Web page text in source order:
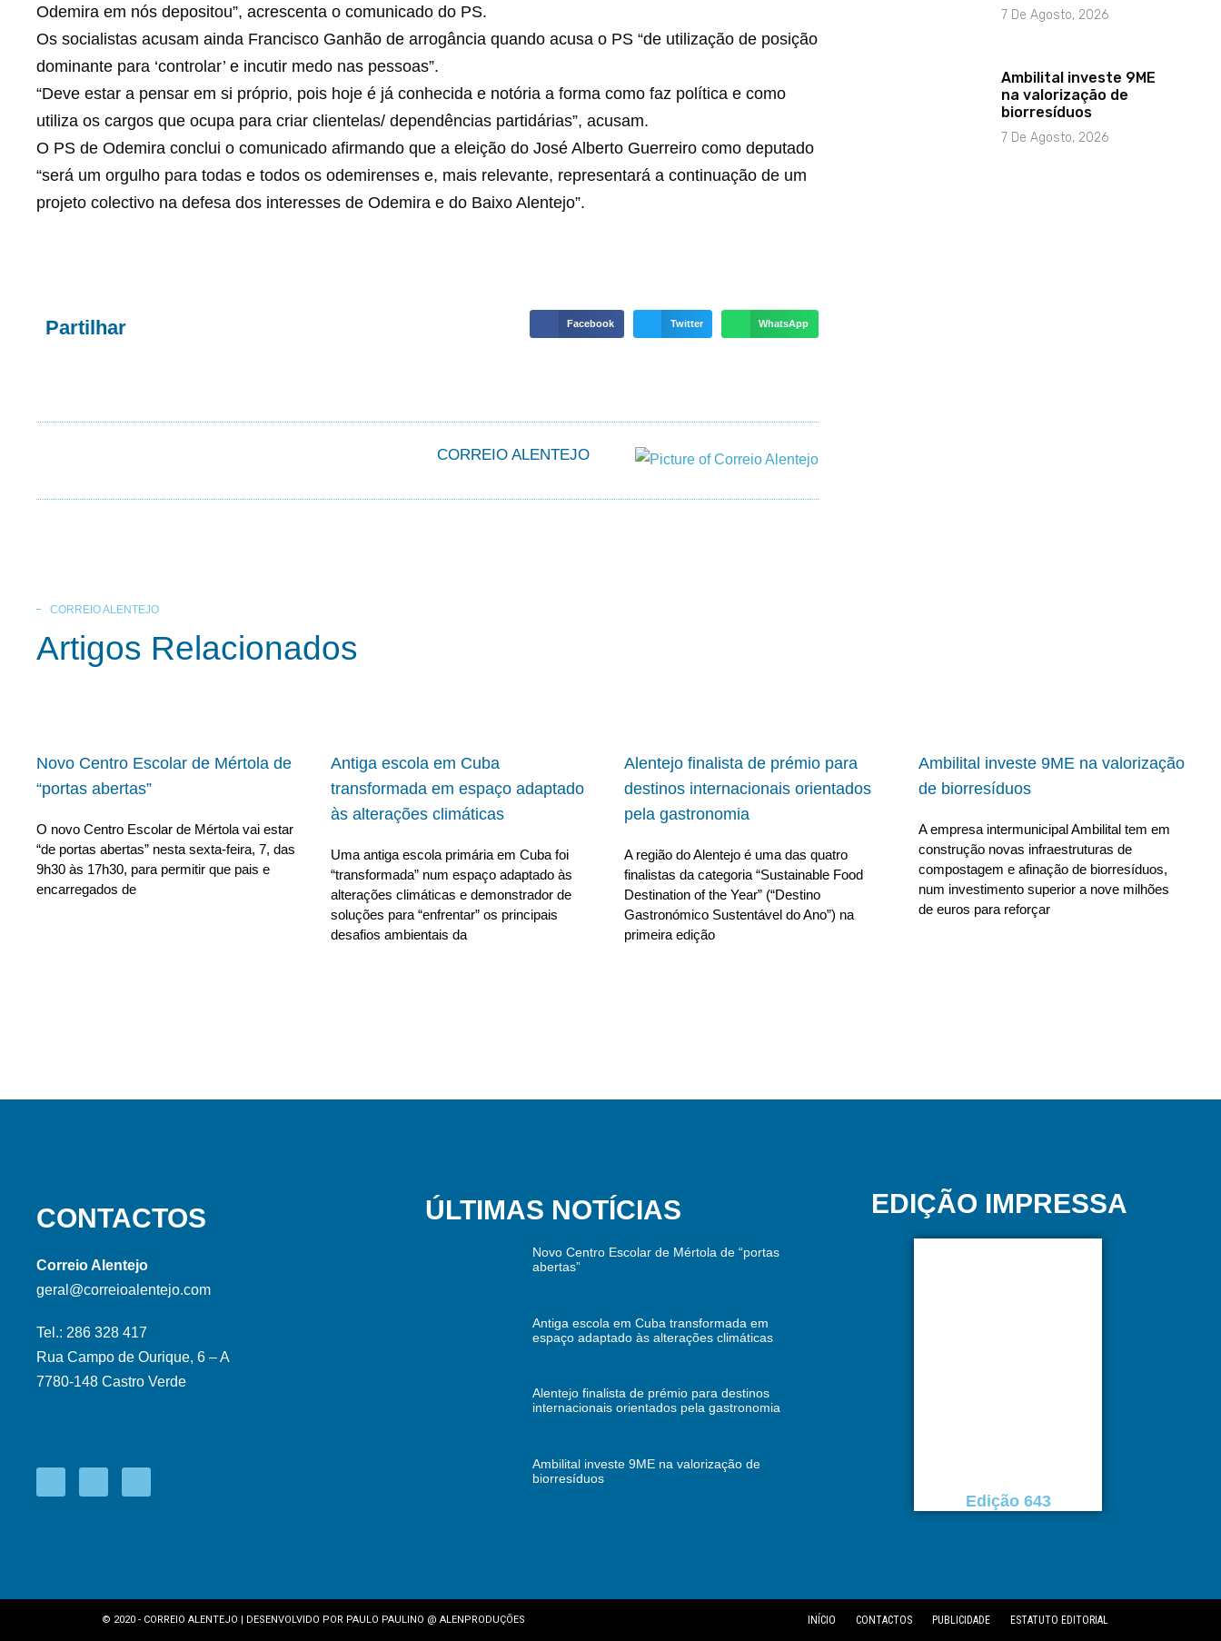
Odemira em nós depositou”, acrescenta o comunicado do PS.
Os socialistas acusam ainda Francisco Ganhão de arrogância quando acusa o PS “de utilização de posição
dominante para ‘controlar’ e incutir medo nas pessoas”.
“Deve estar a pensar em si próprio, pois hoje é já conhecida e notória a forma como faz política e como
utiliza os cargos que ocupa para criar clientelas/ dependências partidárias”, acusam.
O PS de Odemira conclui o comunicado afirmando que a eleição do José Alberto Guerreiro como deputado
“será um orgulho para todas e todos os odemirenses e, mais relevante, representará a continuação de um
projeto colectivo na defesa dos interesses de Odemira e do Baixo Alentejo”.
Partilhar Facebook Twitter WhatsApp
CORREIO ALENTEJO
7 De Agosto, 2026
Ambilital investe 9ME
na valorização de
biorresíduos
7 De Agosto, 2026
CORREIO ALENTEJO
Artigos Relacionados
Novo Centro Escolar de Mértola de
“portas abertas”
O novo Centro Escolar de Mértola vai estar
“de portas abertas” nesta sexta-feira, 7, das
9h30 às 17h30, para permitir que pais e
encarregados de
Antiga escola em Cuba
transformada em espaço adaptado
às alterações climáticas
Uma antiga escola primária em Cuba foi
“transformada” num espaço adaptado às
alterações climáticas e demonstrador de
soluções para “enfrentar” os principais
desafios ambientais da
Alentejo finalista de prémio para
destinos internacionais orientados
pela gastronomia
A região do Alentejo é uma das quatro
finalistas da categoria “Sustainable Food
Destination of the Year” (“Destino
Gastronómico Sustentável do Ano”) na
primeira edição
Ambilital investe 9ME na valorização
de biorresíduos
A empresa intermunicipal Ambilital tem em
construção novas infraestruturas de
compostagem e afinação de biorresíduos,
num investimento superior a nove milhões
de euros para reforçar
CONTACTOS
Correio Alentejo
geral@correioalentejo.com
Tel.: 286 328 417
Rua Campo de Ourique, 6 – A
7780-148 Castro Verde
ÚLTIMAS NOTÍCIAS
Novo Centro Escolar de Mértola de “portas
abertas”
Antiga escola em Cuba transformada em
espaço adaptado às alterações climáticas
Alentejo finalista de prémio para destinos
internacionais orientados pela gastronomia
Ambilital investe 9ME na valorização de
biorresíduos
EDIÇÃO IMPRESSA
Edição 643
© 2020 - CORREIO ALENTEJO | DESENVOLVIDO POR PAULO PAULINO @ ALENPRODUÇÕES INÍCIO CONTACTOS PUBLICIDADE ESTATUTO EDITORIAL